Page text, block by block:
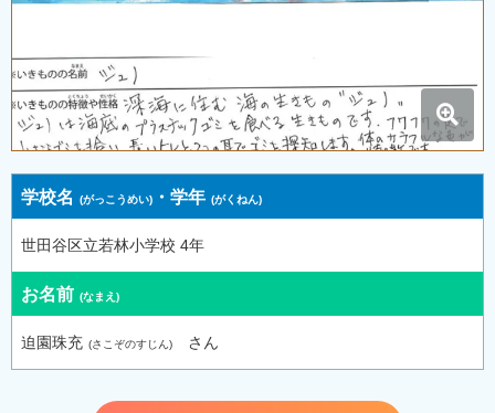
学校名 ・学年
世田谷区立若林小学校 4年
お名前
迫園珠充 さん